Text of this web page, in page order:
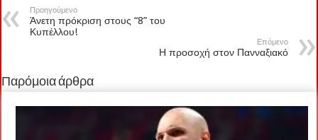
Προηγούμενο
Άνετη πρόκριση στους “8” του
Κυπέλλου!
Επόμενο
Η προσοχή στον Πανναξιακό
Παρόμοια άρθρα